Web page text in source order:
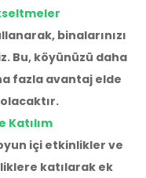
binalarınızı
Bu, köyünüzü daha
fazla avantaj elde
Katılım
içi etkinlikler ve
katılarak ek